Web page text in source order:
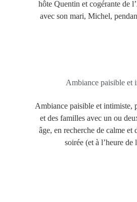
hôte Quentin et cogérante de
avec son mari, Michel,
Ambiance paisible et
Ambiance paisible et intimiste,
et des familles avec un ou
âge, en recherche de calme et
soirée (et à l’heure de